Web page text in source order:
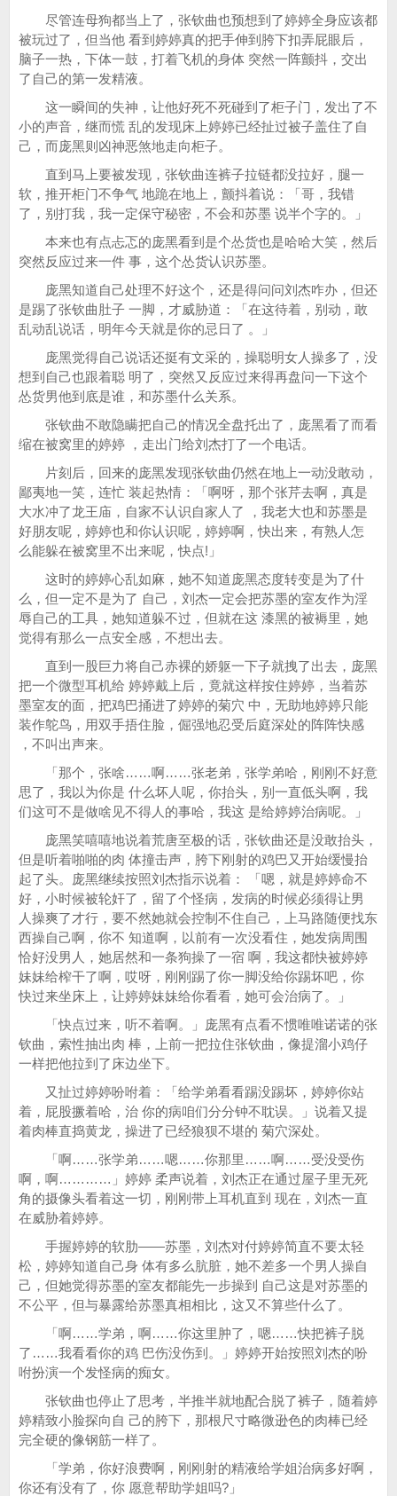
尽管连母狗都当上了，张钦曲也预想到了婷婷全身应该都
被玩过了，但当他 看到婷婷真的把手伸到胯下扣弄屁眼后，
脑子一热，下体一鼓，打着飞机的身体 突然一阵颤抖，交出
了自己的第一发精液。
这一瞬间的失神，让他好死不死碰到了柜子门，发出了不
小的声音，继而慌 乱的发现床上婷婷已经扯过被子盖住了自
己，而庞黑则凶神恶煞地走向柜子。
直到马上要被发现，张钦曲连裤子拉链都没拉好，腿一
软，推开柜门不争气 地跪在地上，颤抖着说：「哥，我错
了，别打我，我一定保守秘密，不会和苏墨 说半个字的。」
本来也有点忐忑的庞黑看到是个怂货也是哈哈大笑，然后
突然反应过来一件 事，这个怂货认识苏墨。
庞黑知道自己处理不好这个，还是得问问刘杰咋办，但还
是踢了张钦曲肚子 一脚，才威胁道：「在这待着，别动，敢
乱动乱说话，明年今天就是你的忌日了 。」
庞黑觉得自己说话还挺有文采的，操聪明女人操多了，没
想到自己也跟着聪 明了，突然又反应过来得再盘问一下这个
怂货男他到底是谁，和苏墨什么关系。
张钦曲不敢隐瞒把自己的情况全盘托出了，庞黑看了而看
缩在被窝里的婷婷 ，走出门给刘杰打了一个电话。
片刻后，回来的庞黑发现张钦曲仍然在地上一动没敢动，
鄙夷地一笑，连忙 装起热情：「啊呀，那个张芹去啊，真是
大水冲了龙王庙，自家不认识自家人了 ，我老大也和苏墨是
好朋友呢，婷婷也和你认识呢，婷婷啊，快出来，有熟人怎
么能躲在被窝里不出来呢，快点!」
这时的婷婷心乱如麻，她不知道庞黑态度转变是为了什
么，但一定不是为了 自己，刘杰一定会把苏墨的室友作为淫
辱自己的工具，她知道躲不过，但就在这 漆黑的被褥里，她
觉得有那么一点安全感，不想出去。
直到一股巨力将自己赤裸的娇躯一下子就拽了出去，庞黑
把一个微型耳机给 婷婷戴上后，竟就这样按住婷婷，当着苏
墨室友的面，把鸡巴捅进了婷婷的菊穴 中，无助地婷婷只能
装作鸵鸟，用双手捂住脸，倔强地忍受后庭深处的阵阵快感
，不叫出声来。
「那个，张啥……啊……张老弟，张学弟哈，刚刚不好意
思了，我以为你是 什么坏人呢，你抬头，别一直低头啊，我
们这可不是做啥见不得人的事哈，我这 是给婷婷治病呢。」
庞黑笑嘻嘻地说着荒唐至极的话，张钦曲还是没敢抬头，
但是听着啪啪的肉 体撞击声，胯下刚射的鸡巴又开始缓慢抬
起了头。庞黑继续按照刘杰指示说着： 「嗯，就是婷婷命不
好，小时候被轮奸了，留了个怪病，发病的时候必须得让男
人操爽了才行，要不然她就会控制不住自己，上马路随便找东
西操自己啊，你不 知道啊，以前有一次没看住，她发病周围
恰好没男人，她居然和一条狗操了一宿 啊，我这都快被婷婷
妹妹给榨干了啊，哎呀，刚刚踢了你一脚没给你踢坏吧，你
快过来坐床上，让婷婷妹妹给你看看，她可会治病了。」
「快点过来，听不着啊。」庞黑有点看不惯唯唯诺诺的张
钦曲，索性抽出肉 棒，上前一把拉住张钦曲，像提溜小鸡仔
一样把他拉到了床边坐下。
又扯过婷婷吩咐着：「给学弟看看踢没踢坏，婷婷你站
着，屁股撅着哈，治 你的病咱们分分钟不耽误。」说着又提
着肉棒直捣黄龙，操进了已经狼狈不堪的 菊穴深处。
「啊……张学弟……嗯……你那里……啊……受没受伤
啊，啊…………」婷婷 柔声说着，刘杰正在通过屋子里无死
角的摄像头看着这一切，刚刚带上耳机直到 现在，刘杰一直
在威胁着婷婷。
手握婷婷的软肋——苏墨，刘杰对付婷婷简直不要太轻
松，婷婷知道自己身 体有多么肮脏，她不差多一个男人操自
己，但她觉得苏墨的室友都能先一步操到 自己这是对苏墨的
不公平，但与暴露给苏墨真相相比，这又不算些什么了。
「啊……学弟，啊……你这里肿了，嗯……快把裤子脱
了……我看看你的鸡 巴伤没伤到。」婷婷开始按照刘杰的吩
咐扮演一个发怪病的痴女。
张钦曲也停止了思考，半推半就地配合脱了裤子，随着婷
婷精致小脸探向自 己的胯下，那根尺寸略微逊色的肉棒已经
完全硬的像钢筋一样了。
「学弟，你好浪费啊，刚刚射的精液给学姐治病多好啊，
你还有没有了，你 愿意帮助学姐吗?」